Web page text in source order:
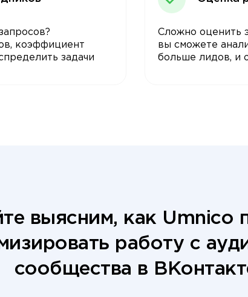
коэффициент
задачи
Сложно оценить
вы сможете
больше лидов, и
выясним, как Umnico
работу с
сообщества в